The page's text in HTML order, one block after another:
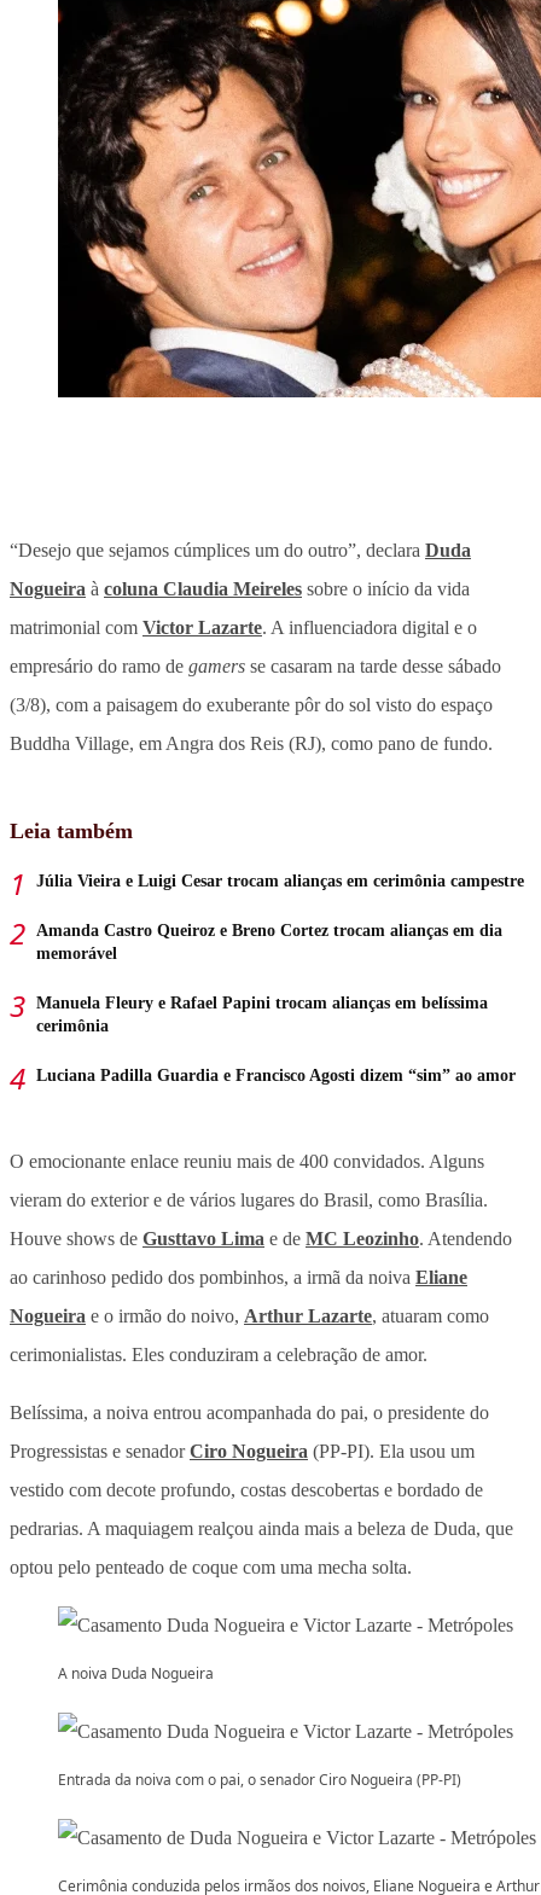
“Desejo que sejamos cúmplices um do outro”, declara Duda
Nogueira à coluna Claudia Meireles sobre o início da vida
matrimonial com Victor Lazarte. A influenciadora digital e o
empresário do ramo de gamers se casaram na tarde desse sábado
(3/8), com a paisagem do exuberante pôr do sol visto do espaço
Buddha Village, em Angra dos Reis (RJ), como pano de fundo.
Leia também
Júlia Vieira e Luigi Cesar trocam alianças em cerimônia campestre
Amanda Castro Queiroz e Breno Cortez trocam alianças em dia
memorável
Manuela Fleury e Rafael Papini trocam alianças em belíssima
cerimônia
Luciana Padilla Guardia e Francisco Agosti dizem “sim” ao amor
O emocionante enlace reuniu mais de 400 convidados. Alguns
vieram do exterior e de vários lugares do Brasil, como Brasília.
Houve shows de Gusttavo Lima e de MC Leozinho. Atendendo
ao carinhoso pedido dos pombinhos, a irmã da noiva Eliane
Nogueira e o irmão do noivo, Arthur Lazarte, atuaram como
cerimonialistas. Eles conduziram a celebração de amor.
Belíssima, a noiva entrou acompanhada do pai, o presidente do
Progressistas e senadorCiro Nogueira (PP-PI). Ela usou um
vestido com decote profundo, costas descobertas e bordado de
pedrarias. A maquiagem realçou ainda mais a beleza de Duda, que
optou pelo penteado de coque com uma mecha solta.
A noiva Duda Nogueira
Entrada da noiva com o pai, o senador Ciro Nogueira (PP-PI)
Cerimônia conduzida pelos irmãos dos noivos, Eliane Nogueira e Arthur